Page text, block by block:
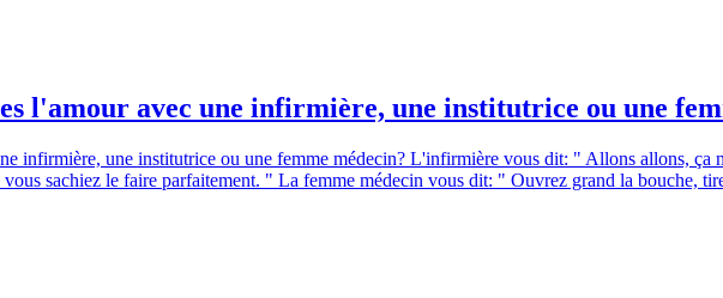
l'amour avec une infirmière, une institutrice ou une
infirmière, une institutrice ou une femme médecin? L'infirmière vous dit: " Allons allons,
vous sachiez le faire parfaitement. " La femme médecin vous dit: " Ouvrez grand la bouche,